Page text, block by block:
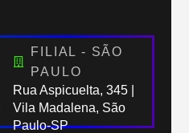
FILIAL - SÃO
PAULO
Rua Aspicuelta, 345 |
Vila Madalena, São
Paulo-SP